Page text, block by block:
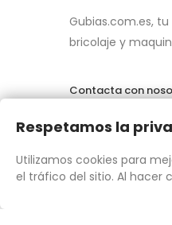
Gubias.com.es,
bricolaje y
Contacta con
Chat por WhatsApp
Respetamos la
Utilizamos cookies para
el tráfico del sitio. Al hacer